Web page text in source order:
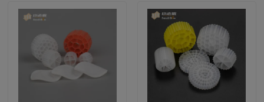
اطلب اقتباس
الوسائط المرشحة MBBR